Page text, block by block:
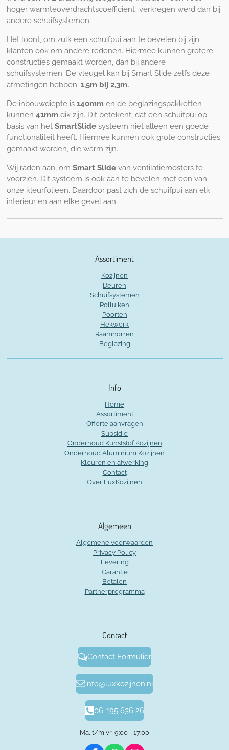
hoger warmteoverdrachtscoëfficiënt verkregen werd dan bij
andere schuifsystemen.
Het loont, om zulk een schuifpui aan te bevelen bij zijn
klanten ook om andere redenen. Hiermee kunnen grotere
constructies gemaakt worden, dan bij andere
schuifsystemen. De vleugel kan bij Smart Slide zelfs deze
afmetingen hebben: 1,5m bij 2,3m.
De inbouwdiepte is 140mm en de beglazingspakketten
kunnen 41mm dik zijn. Dit betekent, dat een schuifpui op
basis van het SmartSlide systeem niet alleen een goede
functionaliteit heeft. Hiermee kunnen ook grote constructies
gemaakt worden, die warm zijn.
Wij raden aan, om Smart Slide van ventilatieroosters te
voorzien. Dit systeem is ook aan te bevelen met een van
onze kleurfolieën. Daardoor past zich de schuifpui aan elk
interieur en aan elke gevel aan.
Assortiment
Kozijnen
Deuren
Schuifsystemen
Rolluiken
Poorten
Hekwerk
Raamhorren
Beglazing
Info
Home
Assortiment
Offerte aanvragen
Subsidie
Onderhoud Kunststof Kozijnen
Onderhoud Aluminium Kozijnen
Kleuren en afwerking
Contact
Over LuxKozijnen
Algemeen
Algemene voorwaarden
Privacy Policy
Levering
Garantie
Betalen
Partnerprogramma
Contact
Contact Formulier
info@luxkozijnen.nl
06-195 636 26
Ma, t/m vr, 9:00 - 17:00